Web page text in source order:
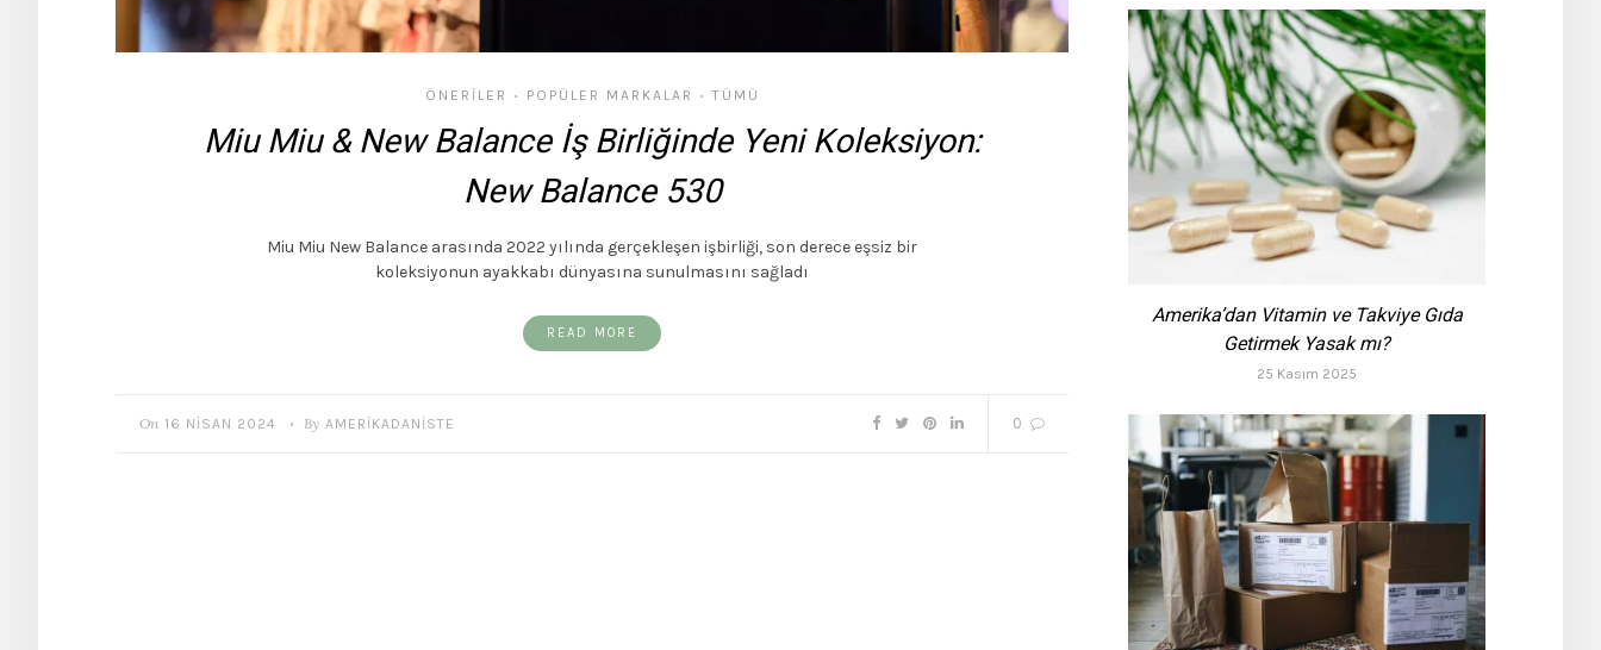
ÖNERILER • POPÜLER MARKALAR • TÜMÜ
Miu Miu & New Balance İş Birliğinde Yeni Koleksiyon:
New Balance 530
Miu Miu New Balance arasında 2022 yılında gerçekleşen işbirliği, son derece eşsiz bir
koleksiyonun ayakkabı dünyasına sunulmasını sağladı
READ MORE
On 16 NISAN 2024 • By AMERIKADANISTE 0
Amerika’dan Vitamin ve Takviye Gıda
Getirmek Yasak mı?
25 Kasım 2025